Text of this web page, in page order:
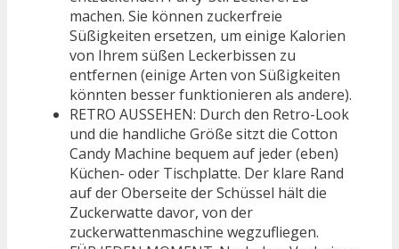
machen. Sie können zuckerfreie
Süßigkeiten ersetzen, um einige Kalorien
von Ihrem süßen Leckerbissen zu
entfernen (einige Arten von Süßigkeiten
könnten besser funktionieren als andere).
RETRO AUSSEHEN: Durch den Retro-Look
und die handliche Größe sitzt die Cotton
Candy Machine bequem auf jeder (eben)
Küchen- oder Tischplatte. Der klare Rand
auf der Oberseite der Schüssel hält die
Zuckerwatte davor, von der
zuckerwattenmaschine wegzufliegen.